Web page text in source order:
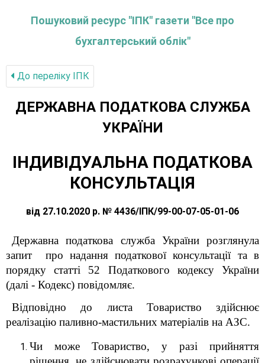
Пошуковий ресурс "ІПК" газети "Все про
бухгалтерський облік"
До переліку IПК
ДЕРЖАВНА ПОДАТКОВА СЛУЖБА
УКРАЇНИ
ІНДИВІДУАЛЬНА ПОДАТКОВА
КОНСУЛЬТАЦІЯ
від 27.10.2020 р. № 4436/ІПК/99-00-07-05-01-06
Державна податкова служба України розглянула
запит про надання податкової консультації та в
порядку статті 52 Податкового кодексу України
(далі - Кодекс) повідомляє.
Відповідно до листа Товариство здійснює
реалізацію паливно-мастильних матеріалів на АЗС.
Чи може Товариство, у разі прийняття